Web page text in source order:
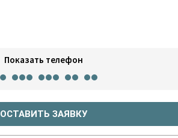
Показать телефон
ОСТАВИТЬ ЗАЯВКУ